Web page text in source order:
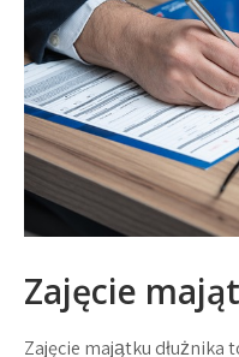
Zajęcie
Zajęcie majątku dłużnika